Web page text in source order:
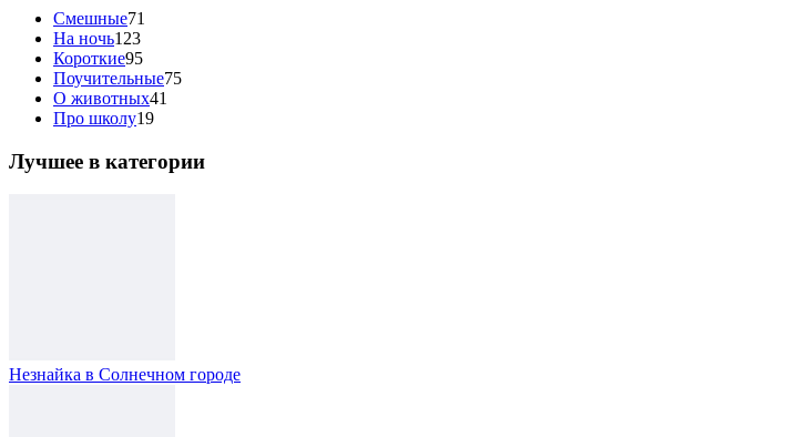
Смешные71
На ночь123
Короткие95
Поучительные75
О животных41
Про школу19
Лучшее в категории
Незнайка в Солнечном городе